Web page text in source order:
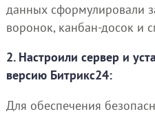
данных сформулировали
воронок, канбан-досок и
2. Настроили сервер и
версию Битрикс24:
Для обеспечения